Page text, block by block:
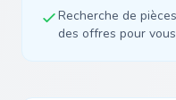
Recherche de
des offres pour vous